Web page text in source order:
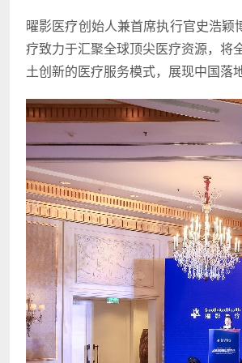
曜影医疗创始人兼首席执行官史浩颖
疗致力于汇聚全球顶尖医疗资源，将
土创新的医疗服务模式，展现中国落